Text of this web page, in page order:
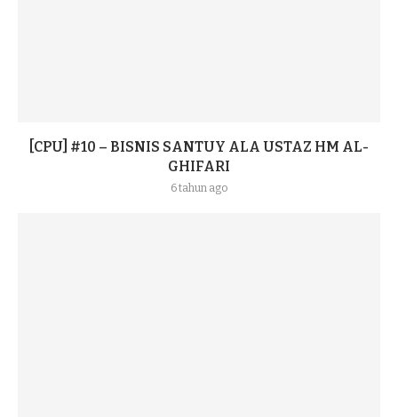
[CPU] #10 – BISNIS SANTUY ALA USTAZ HM AL-
GHIFARI
6 tahun ago